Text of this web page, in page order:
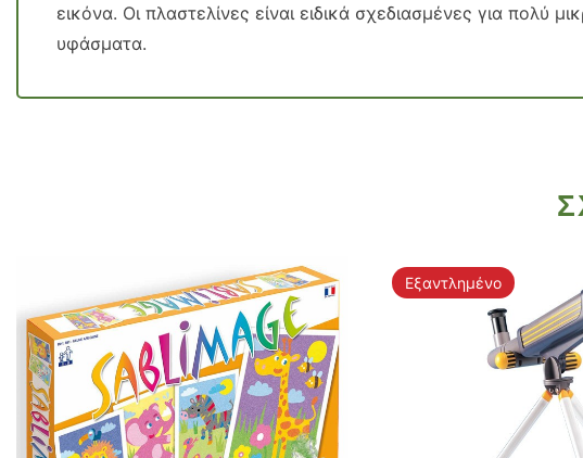
εικόνα. Οι πλαστελίνες είναι ειδικά σχεδιασμένες για πολύ
υφάσματα.
Εξαντλημένο